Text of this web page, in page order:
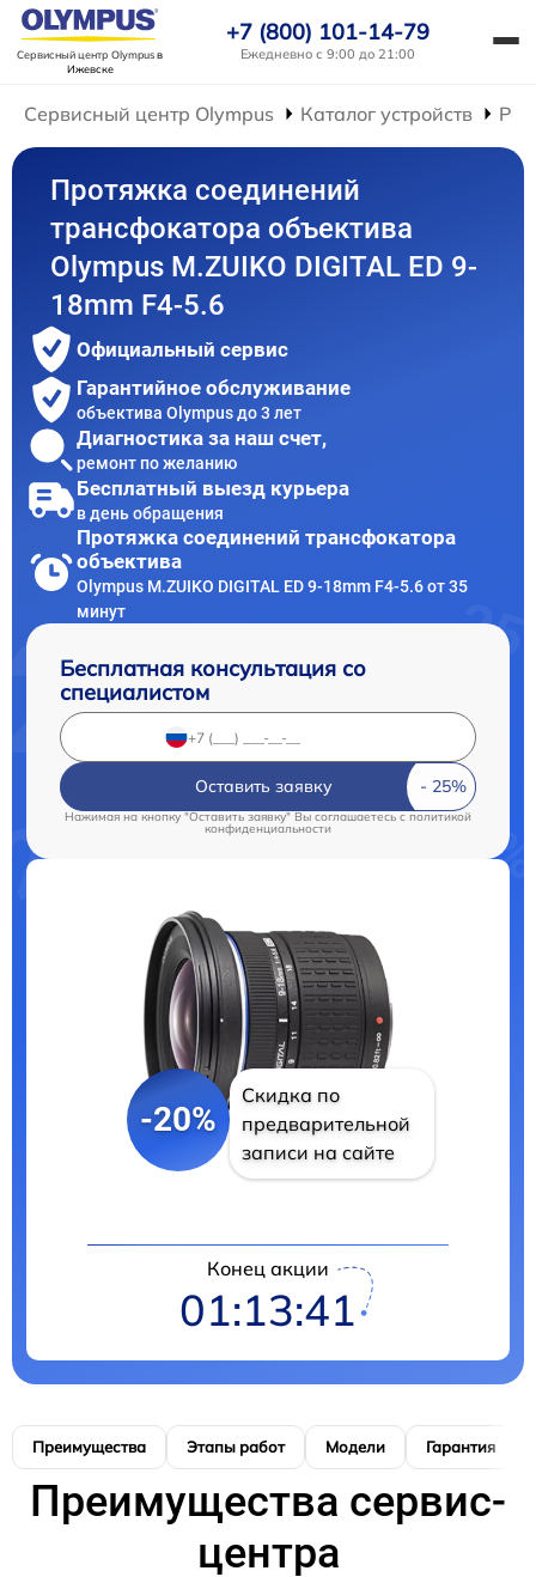
Сервисный центр Olympusв
Ижевске
+7 (800) 101-14-79
Ежедневно с 9:00 до 21:00
Сервисный центр Olympus Каталог устройств
Протяжка соединений
трансфокатора объектива
Olympus M.ZUIKO DIGITAL ED 9-
18mm F4-5.6
Официальный сервис
Гарантийное обслуживание
объектива Olympus до 3 лет
Диагностика за наш счет,
ремонт по желанию
Бесплатный выезд курьера
в день обращения
Протяжка соединений трансфокатора
объектива
Olympus M.ZUIKO DIGITAL ED 9-18mm F4-5.6 от 35
минут
Бесплатная консультация со
специалистом
Оставить заявку
Нажимая на кнопку "Оставить заявку" Вы соглашаетесь c политикой
конфиденциальности
-20%
Скидка по
предварительной
записи на сайте
Конец акции
01:13:40
Преимущества Этапы работ Модели Гарантия
Преимущества сервис-
центра